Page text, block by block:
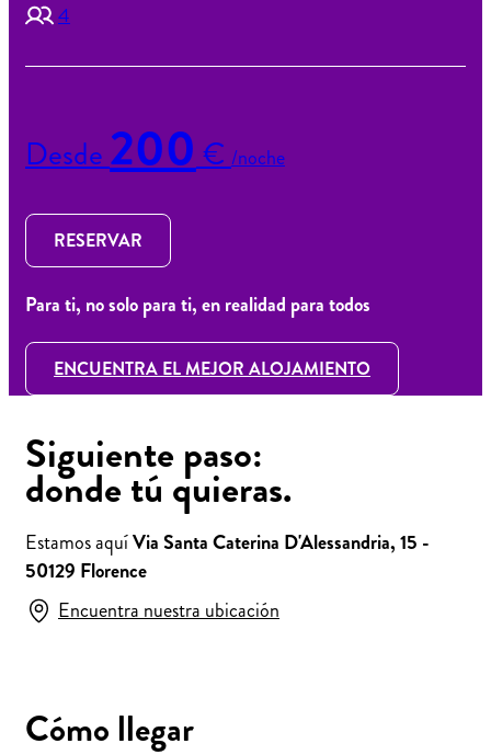
4
Desde200€/noche
RESERVAR
Para ti, no solo para ti, en realidad para todos
ENCUENTRA EL MEJOR ALOJAMIENTO
Siguiente paso:
donde tú quieras.
Estamos aquíVia Santa Caterina D'Alessandria, 15 -
50129 Florence
Encuentra nuestra ubicación
Cómo llegar